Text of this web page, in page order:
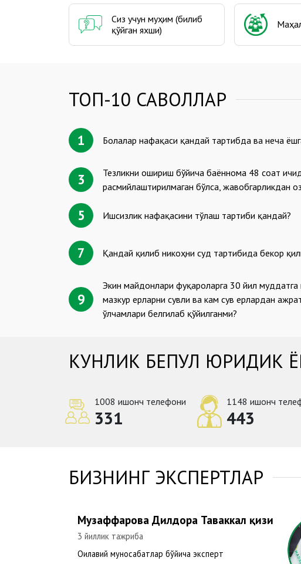
Сиз учун муҳим (билиб
қўйган яхши)
ТОП-10 САВОЛЛАР
1 Болалар нафақаси қандай тартибда ва неча
3
Тезликни ошириш бўйича баённома 48 соат
расмийлаштирилмаган бўлса, жавобгарликдан
5 Ишсизлик нафақасини тўлаш тартиби қандай?
7 Қандай қилиб никоҳни суд тартибида бекор
9
Экин майдонлари фуқароларга 30 йил муддатга
мазкур ерларни сувли ва кам сув ерлардан
ўлчамлари белгилаб қўйилганми?
КУНЛИК БЕПУЛ ЮРИДИК
1008 ишонч телефони
331
1148 ишонч
443
БИЗНИНГ ЭКСПЕРТЛАР
Музаффарова Дилдора Таваккал қизи
3 йиллик тажриба
Оилавий муносабатлар бўйича эксперт